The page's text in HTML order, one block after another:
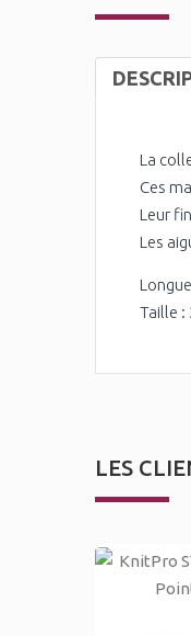
La
Ces
Leur
Les
Taille :
LES